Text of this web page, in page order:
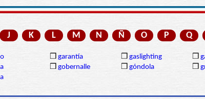
J K L M N Ñ O P Q
❒ garantía ❒ gaslighting ❒
❒ gobernalle ❒ góndola ❒